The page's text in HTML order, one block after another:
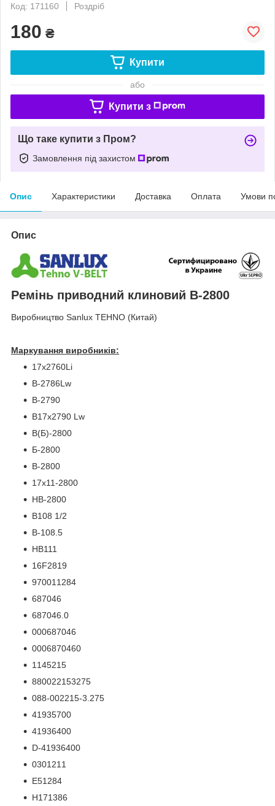
Код: 171160
Роздріб
180 ₴
Купити
або
Купити з
Що таке купити з Пром?
Замовлення під захистом
Опис Характеристики Доставка Оплата Умови
Опис
Ремінь приводний клиновий B-2800
Виробництво Sanlux TEHNO (Китай)
Маркування виробників:
17x2760Li
B-2786Lw
B-2790
B17x2790 Lw
В(Б)-2800
Б-2800
В-2800
17х11-2800
HB-2800
B108 1/2
B-108.5
HB111
16F2819
970011284
687046
687046.0
000687046
0006870460
1145215
880022153275
088-002215-3.275
41935700
41936400
D-41936400
0301211
E51284
H171386